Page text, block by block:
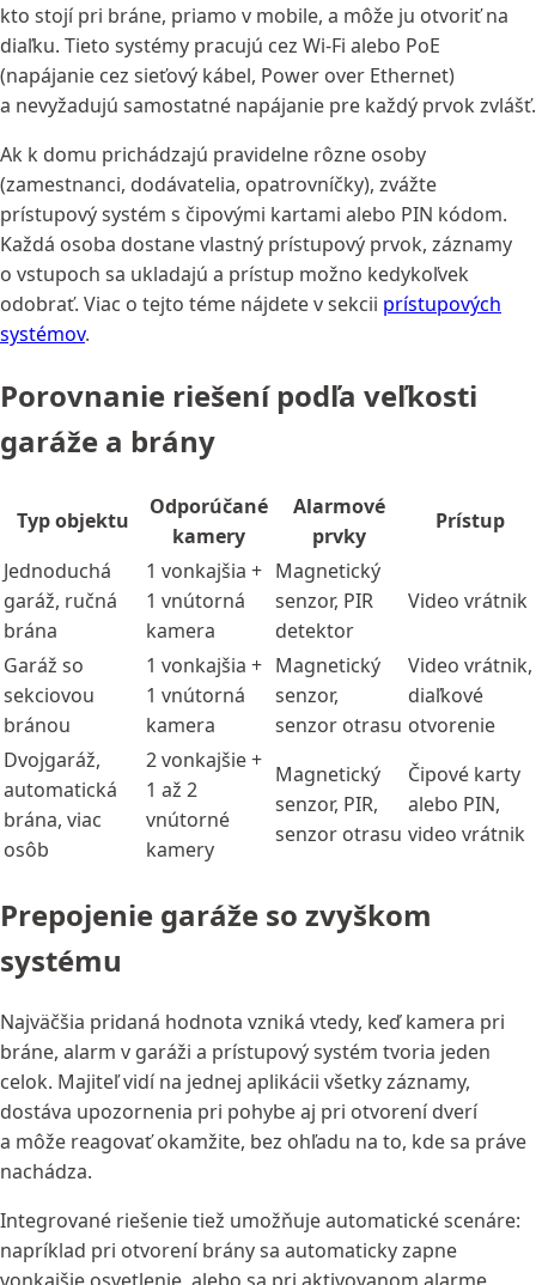
kto stojí pri bráne, priamo v mobile, a môže ju otvoriť na
diaľku. Tieto systémy pracujú cez Wi-Fi alebo PoE
(napájanie cez sieťový kábel, Power over Ethernet)
a nevyžadujú samostatné napájanie pre každý prvok zvlášť.
Ak k domu prichádzajú pravidelne rôzne osoby
(zamestnanci, dodávatelia, opatrovníčky), zvážte
prístupový systém s čipovými kartami alebo PIN kódom.
Každá osoba dostane vlastný prístupový prvok, záznamy
o vstupoch sa ukladajú a prístup možno kedykoľvek
odobrať. Viac o tejto téme nájdete v sekcii prístupových
systémov.
Porovnanie riešení podľa veľkosti
garáže a brány
Typ objektu
Odporúčané
kamery
Alarmové
prvky
Prístup
Jednoduchá
garáž, ručná
brána
1 vonkajšia +
1 vnútorná
kamera
Magnetický
senzor, PIR
detektor
Video vrátnik
Garáž so
sekciovou
bránou
1 vonkajšia +
1 vnútorná
kamera
Magnetický
senzor,
senzor otrasu
Video vrátnik,
diaľkové
otvorenie
Dvojgaráž,
automatická
brána, viac
osôb
2 vonkajšie +
1 až 2
vnútorné
kamery
Magnetický
senzor, PIR,
senzor otrasu
Čipové karty
alebo PIN,
video vrátnik
Prepojenie garáže so zvyškom
systému
Najväčšia pridaná hodnota vzniká vtedy, keď kamera pri
bráne, alarm v garáži a prístupový systém tvoria jeden
celok. Majiteľ vidí na jednej aplikácii všetky záznamy,
dostáva upozornenia pri pohybe aj pri otvorení dverí
a môže reagovať okamžite, bez ohľadu na to, kde sa práve
nachádza.
Integrované riešenie tiež umožňuje automatické scenáre:
napríklad pri otvorení brány sa automaticky zapne
vonkajšie osvetlenie, alebo sa pri aktivovanom alarme